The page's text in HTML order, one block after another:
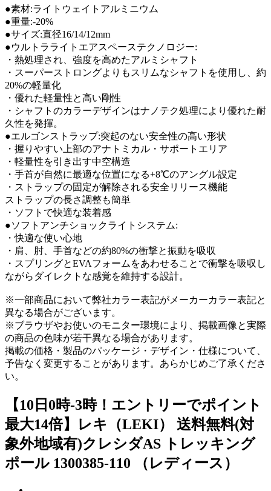
●素材:ライトウェイトアルミニウム
●重量:-20%
●サイズ:直径16/14/12mm
●ウルトラライトエアスペーステクノロジー:
・熱処理され、強度を高めたアルミシャフト
・スーパーストロングよりもスリムなシャフトを使用し、約
20%の軽量化
・優れた軽量性と高い剛性
・シャフトのカラーデザインはナノテク処理により優れた耐
久性を発揮。
●エルゴンストラップ:突起のない安全性の高い形状
・握りやすい上部のアナトミカル・サポートエリア
・軽量性を引き出す中空構造
・手首が自然に最適な位置になる+8℃のアングル設定
・ストラップの固定が解除される安全リリース機能
ストラップの長さ調整も簡単
・ソフトで快適な装着感
●ソフトアンチショックライトシステム:
・快適な使い心地
・肩、肘、手首などの約80%の衝撃と振動を吸収
・スプリングとEVAフォームをあわせることで衝撃を吸収し
ながらダイレクトな感覚を維持する設計。
※一部商品において弊社カラー表記がメーカーカラー表記と
異なる場合がございます。
※ブラウザやお使いのモニター環境により、掲載画像と実際
の商品の色味が若干異なる場合があります。
掲載の価格・製品のパッケージ・デザイン・仕様について、
予告なく変更することがあります。あらかじめご了承くださ
い。
【10日0時-3時！エントリーでポイント
最大14倍】レキ（LEKI） 送料無料(対
象外地域有)クレシダAS トレッキング
ポール 1300385-110 （レディース）